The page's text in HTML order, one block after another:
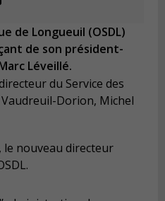
de Longueuil (OSDL)
de son président-
Léveillé.
du Service des
Dorion, Michel
le nouveau directeur